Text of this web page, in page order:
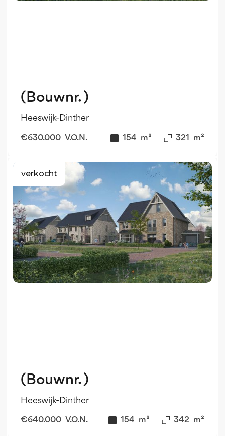
(Bouwnr. )
Heeswijk-Dinther
€630.000 V.O.N. 154 m² 321 m²
verkocht
(Bouwnr. )
Heeswijk-Dinther
€640.000 V.O.N. 154 m² 342 m²